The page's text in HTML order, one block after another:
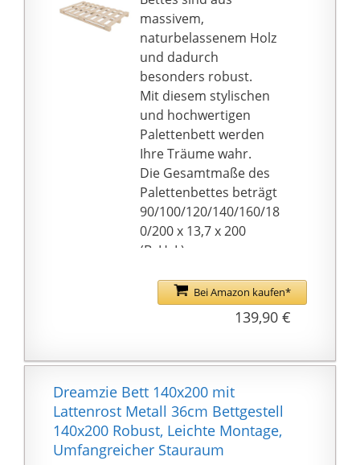
Bettwäsche und Kissen
sind nicht im
Lieferumfang enthalten.
Zusätzlich wird durch
den gepolsterten
Holzrahmen mit
Mittelstrebe aus hellem
Naturholz und dem
Lattenrost eine
verlässliche Stabilität
erreicht.
massivem,
naturbelassenem Holz
und dadurch
besonders robust.
Mit diesem stylischen
und hochwertigen
Palettenbett werden
Ihre Träume wahr.
Die Gesamtmaße des
Palettenbettes beträgt
90/100/120/140/160/18
0/200 x 13,7 x 200
(BxHxL).
enthalten sind das
Palettenbett und eine
Durch die hochwertig
verbauten Werkstoffe
wird unser Palettenbett
zu einem langlebigen
und formschönen
Bei Amazon kaufen*
139,90 €
Dreamzie Bett 140x200 mit
Lattenrost Metall 36cm Bettgestell
140x200 Robust, Leichte Montage,
Umfangreicher Stauraum